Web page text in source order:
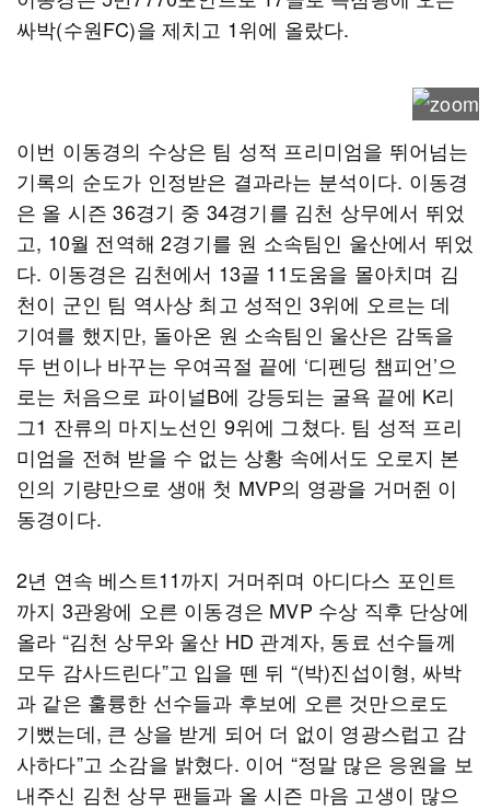
싸박(수원FC)을 제치고 1위에 올랐다.
이번 이동경의 수상은 팀 성적 프리미엄을 뛰어넘는
기록의 순도가 인정받은 결과라는 분석이다. 이동경
은 올 시즌 36경기 중 34경기를 김천 상무에서 뛰었
고, 10월 전역해 2경기를 원 소속팀인 울산에서 뛰었
다. 이동경은 김천에서 13골 11도움을 몰아치며 김
천이 군인 팀 역사상 최고 성적인 3위에 오르는 데
기여를 했지만, 돌아온 원 소속팀인 울산은 감독을
두 번이나 바꾸는 우여곡절 끝에 ‘디펜딩 챔피언’으
로는 처음으로 파이널B에 강등되는 굴욕 끝에 K리
그1 잔류의 마지노선인 9위에 그쳤다. 팀 성적 프리
미엄을 전혀 받을 수 없는 상황 속에서도 오로지 본
인의 기량만으로 생애 첫 MVP의 영광을 거머쥔 이
동경이다.
2년 연속 베스트11까지 거머쥐며 아디다스 포인트
까지 3관왕에 오른 이동경은 MVP 수상 직후 단상에
올라 “김천 상무와 울산 HD 관계자, 동료 선수들께
모두 감사드린다”고 입을 뗀 뒤 “(박)진섭이형, 싸박
과 같은 훌륭한 선수들과 후보에 오른 것만으로도
기뻤는데, 큰 상을 받게 되어 더 없이 영광스럽고 감
사하다”고 소감을 밝혔다. 이어 “정말 많은 응원을 보
내주신 김천 상무 팬들과 올 시즌 마음 고생이 많으